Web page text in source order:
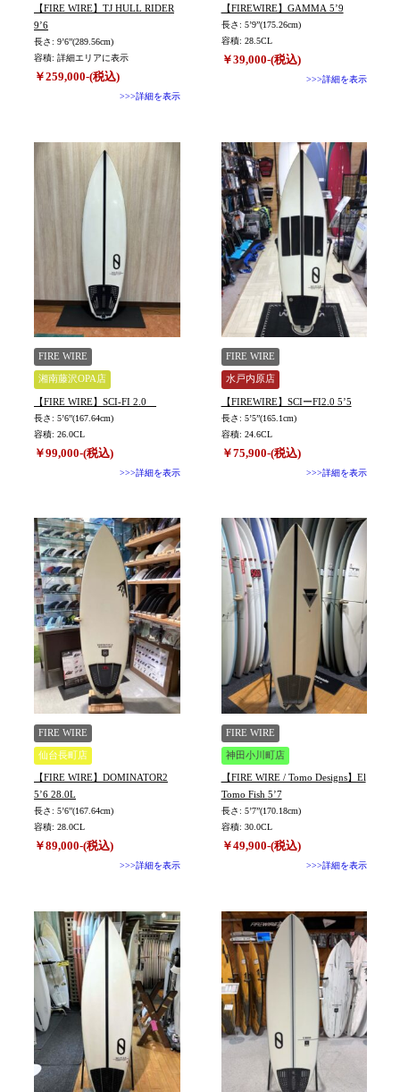
【FIRE WIRE】TJ HULL RIDER
9’6
長さ: 9’6”(289.56cm)
容積: 詳細エリアに表示
￥259,000-(税込)
>>>詳細を表示
【FIREWIRE】GAMMA 5’9
長さ: 5’9”(175.26cm)
容積: 28.5CL
￥39,000-(税込)
>>>詳細を表示
FIRE WIRE
湘南藤沢OPA店
【FIRE WIRE】SCI-FI 2.0
長さ: 5’6”(167.64cm)
容積: 26.0CL
￥99,000-(税込)
>>>詳細を表示
FIRE WIRE
水戸内原店
【FIREWIRE】SCIーFI2.0 5’5
長さ: 5’5”(165.1cm)
容積: 24.6CL
￥75,900-(税込)
>>>詳細を表示
FIRE WIRE
仙台長町店
【FIRE WIRE】DOMINATOR2
5’6 28.0L
長さ: 5’6”(167.64cm)
容積: 28.0CL
￥89,000-(税込)
>>>詳細を表示
FIRE WIRE
神田小川町店
【FIRE WIRE / Tomo Designs】El
Tomo Fish 5’7
長さ: 5’7”(170.18cm)
容積: 30.0CL
￥49,900-(税込)
>>>詳細を表示